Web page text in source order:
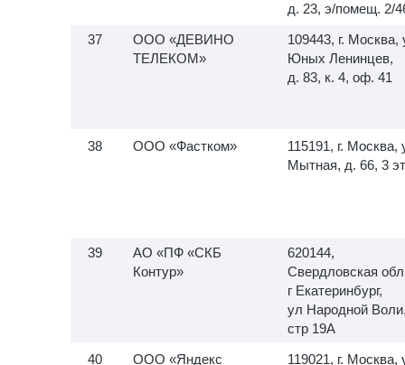
д. 23, э/помещ. 2/
ООО «ДЕВИНО
ТЕЛЕКОМ»
109443, г. Москва,
Юных Ленинцев,
д. 83, к. 4, оф. 41
ООО «Фастком»
115191, г. Москва,
Мытная, д. 66, 3
АО «ПФ «СКБ
Контур»
620144,
Свердловская
г Екатеринбург,
ул Народной
стр 19А
ООО «Яндекс
119021, г. Москва,